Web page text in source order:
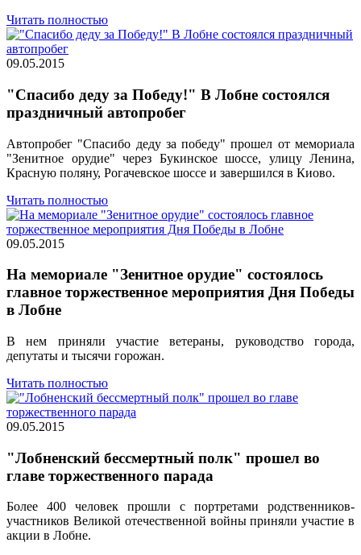
Читать полностью
09.05.2015
"Спасибо деду за Победу!" В Лобне состоялся
праздничный автопробег
Автопробег "Спасибо деду за победу" прошел от мемориала
"Зенитное орудие" через Букинское шоссе, улицу Ленина,
Красную поляну, Рогачевское шоссе и завершился в Киово.
Читать полностью
09.05.2015
На мемориале "Зенитное орудие" состоялось
главное торжественное мероприятия Дня Победы
в Лобне
В нем приняли участие ветераны, руководство города,
депутаты и тысячи горожан.
Читать полностью
09.05.2015
"Лобненский бессмертный полк" прошел во
главе торжественного парада
Более 400 человек прошли с портретами родственников-
участников Великой отечественной войны приняли участие в
акции в Лобне.